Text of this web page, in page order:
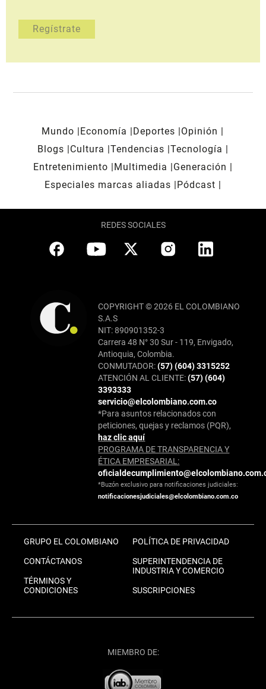
Mundo Economía Deportes
Opinión
Blogs
Cultura Tendencias Tecnología
Entretenimiento
Multimedia
Generación
Especiales marcas aliadas
Pódcast
REDES SOCIALES
COPYRIGHT © 2026 EL COLOMBIANO
S.A.S
NIT: 890901352-3
Carrera 48 N° 30 Sur - 119, Envigado,
Antioquia, Colombia.
CONMUTADOR:(57) (604) 3315252
ATENCIÓN AL CLIENTE:(57) (604)
3393333
servicio@elcolombiano.com.co
*Para asuntos relacionados con
peticiones, quejas y reclamos (PQR),
haz clic aquí
PROGRAMA DE TRANSPARENCIA Y
ÉTICA EMPRESARIAL:
*Buzón exclusivo para notificaciones judiciales:
notificacionesjudiciales@elcolombiano.com.co
GRUPO EL COLOMBIANO
CONTÁCTANOS
TÉRMINOS Y
CONDICIONES
POLÍTICA DE PRIVACIDAD
SUPERINTENDENCIA DE
INDUSTRIA Y COMERCIO
SUSCRIPCIONES
MIEMBRO DE: